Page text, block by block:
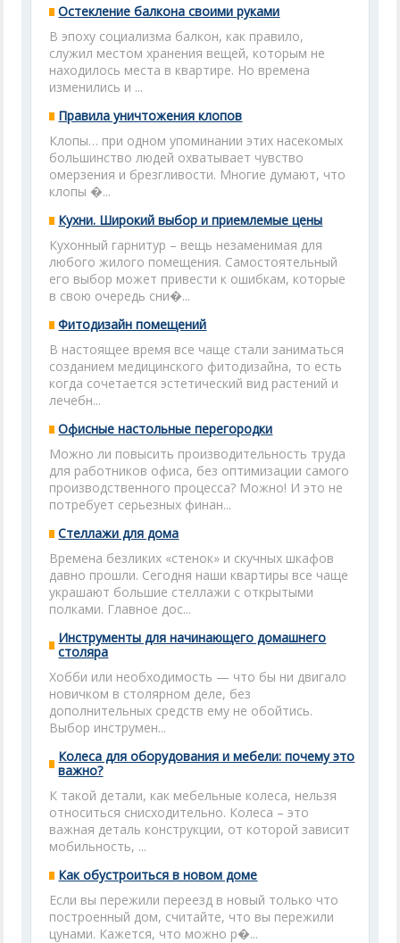
Остекление балкона своими руками
В эпоху социализма балкон, как правило,
служил местом хранения вещей, которым не
находилось места в квартире. Но времена
изменились и ...
Правила уничтожения клопов
Клопы… при одном упоминании этих насекомых
большинство людей охватывает чувство
омерзения и брезгливости. Многие думают, что
клопы �...
Кухни. Широкий выбор и приемлемые цены
Кухонный гарнитур – вещь незаменимая для
любого жилого помещения. Самостоятельный
его выбор может привести к ошибкам, которые
в свою очередь сни�...
Фитодизайн помещений
В настоящее время все чаще стали заниматься
созданием медицинского фитодизайна, то есть
когда сочетается эстетический вид растений и
лечебн...
Офисные настольные перегородки
Можно ли повысить производительность труда
для работников офиса, без оптимизации самого
производственного процесса? Можно! И это не
потребует серьезных финан...
Стеллажи для дома
Времена безликих «стенок» и скучных шкафов
давно прошли. Сегодня наши квартиры все чаще
украшают большие стеллажи с открытыми
полками. Главное дос...
Инструменты для начинающего домашнего
столяра
Хобби или необходимость — что бы ни двигало
новичком в столярном деле, без
дополнительных средств ему не обойтись.
Выбор инструмен...
Колеса для оборудования и мебели: почему это
важно?
К такой детали, как мебельные колеса, нельзя
относиться снисходительно. Колеса – это
важная деталь конструкции, от которой зависит
мобильность, ...
Как обустроиться в новом доме
Если вы пережили переезд в новый только что
построенный дом, считайте, что вы пережили
цунами. Кажется, что можно р�...